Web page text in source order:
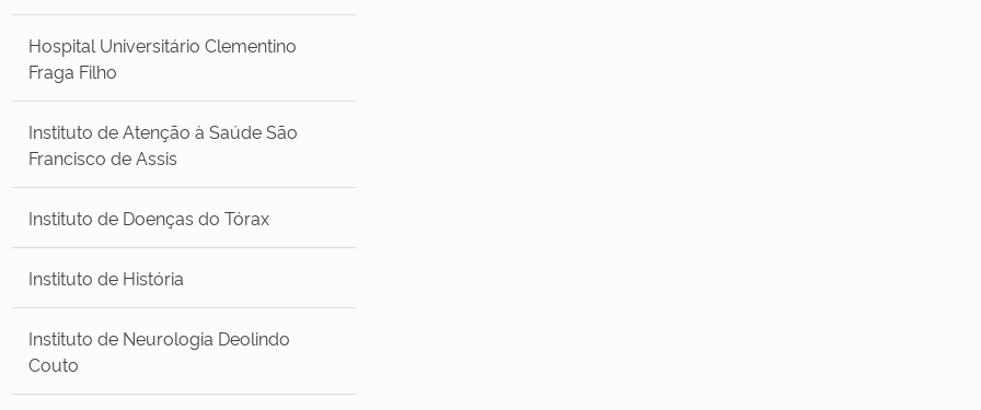
Hospital Universitário Clementino
Fraga Filho
Instituto de Atenção à Saúde São
Francisco de Assis
Instituto de Doenças do Tórax
Instituto de História
Instituto de Neurologia Deolindo
Couto